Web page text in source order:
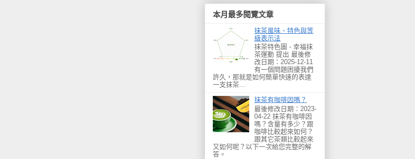
本月最多閱覽文章
抹茶風味、特色與等
級表示法
抹茶特色圖 - 幸福抹
茶運動 提出 最後修
改日期：2025-12-11
有一個問題困擾我們
許久，那就是如何簡單快速的表達
一支抹茶...
抹茶有咖啡因嗎？
最後修改日期：2023-
04-22 抹茶有咖啡因
嗎？含量有多少？跟
咖啡比較起來如何？
跟其它茶類比較起來
又如何呢？以下一次給您完整的解
答。